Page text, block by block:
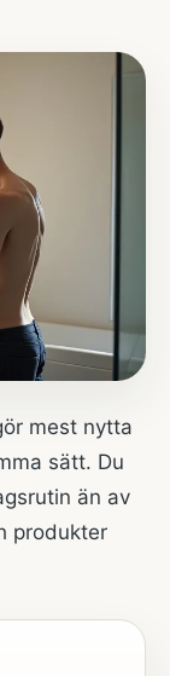
mest nytta
sätt. Du
än av
produkter